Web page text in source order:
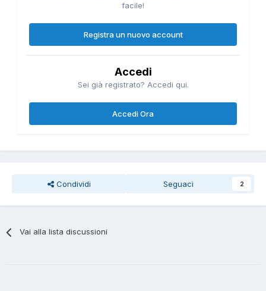
facile!
Registra un nuovo account
Accedi
Sei già registrato? Accedi qui.
Accedi Ora
Condividi Seguaci 2
Vai alla lista discussioni